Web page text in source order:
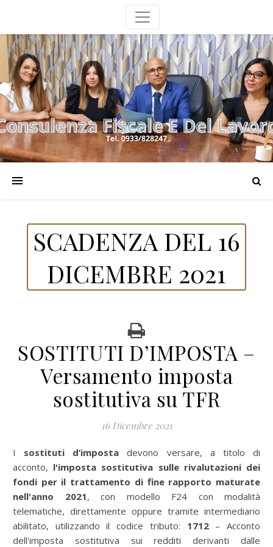
SCADENZA DEL 16
DICEMBRE 2021
SOSTITUTI D’IMPOSTA –
Versamento imposta
sostitutiva su TFR
16 Dicembre 2021
I sostituti d’imposta devono versare, a titolo di
acconto, l'imposta sostitutiva sulle rivalutazioni dei
fondi per il trattamento di fine rapporto maturate
nell'anno 2021, con modello F24 con modalità
telematiche, direttamente oppure tramite intermediario
abilitato, utilizzando il codice tributo: 1712– Acconto
dell'imposta sostitutiva sui redditi derivanti dalle